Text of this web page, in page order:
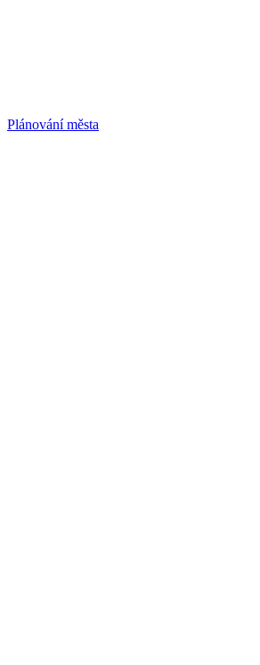
Plánování města